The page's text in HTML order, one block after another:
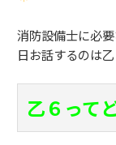
消防設備士に必
日お話するのは
乙６って